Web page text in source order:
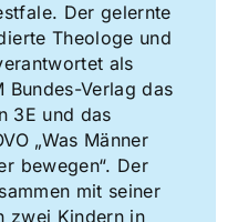
Der gelernte
Theologe und
als
Bundes-Verlag das
3E und das
„Was Männer
bewegen“. Der
mit seiner
zwei Kindern in